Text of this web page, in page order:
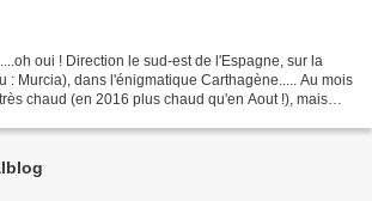
oui ! Direction le sud-est de l'Espagne, sur la
: Murcia), dans l'énigmatique Carthagène..... Au mois
chaud (en 2016 plus chaud qu'en Aout !), mais